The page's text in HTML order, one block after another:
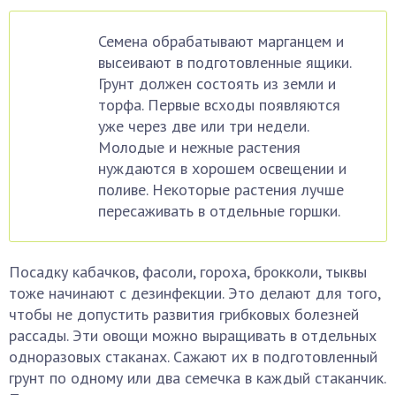
Семена обрабатывают марганцем и
высеивают в подготовленные ящики.
Грунт должен состоять из земли и
торфа. Первые всходы появляются
уже через две или три недели.
Молодые и нежные растения
нуждаются в хорошем освещении и
поливе. Некоторые растения лучше
пересаживать в отдельные горшки.
Посадку кабачков, фасоли, гороха, брокколи, тыквы
тоже начинают с дезинфекции. Это делают для того,
чтобы не допустить развития грибковых болезней
рассады. Эти овощи можно выращивать в отдельных
одноразовых стаканах. Сажают их в подготовленный
грунт по одному или два семечка в каждый стаканчик.